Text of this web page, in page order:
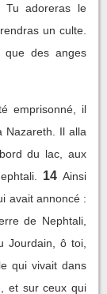
adoreras le
un culte.
que des anges
emprisonné, il
Nazareth. Il alla
du lac, aux
14 Ainsi
avait annoncé :
de Nephtali,
Jourdain, ô toi,
qui vivait dans
et sur ceux qui